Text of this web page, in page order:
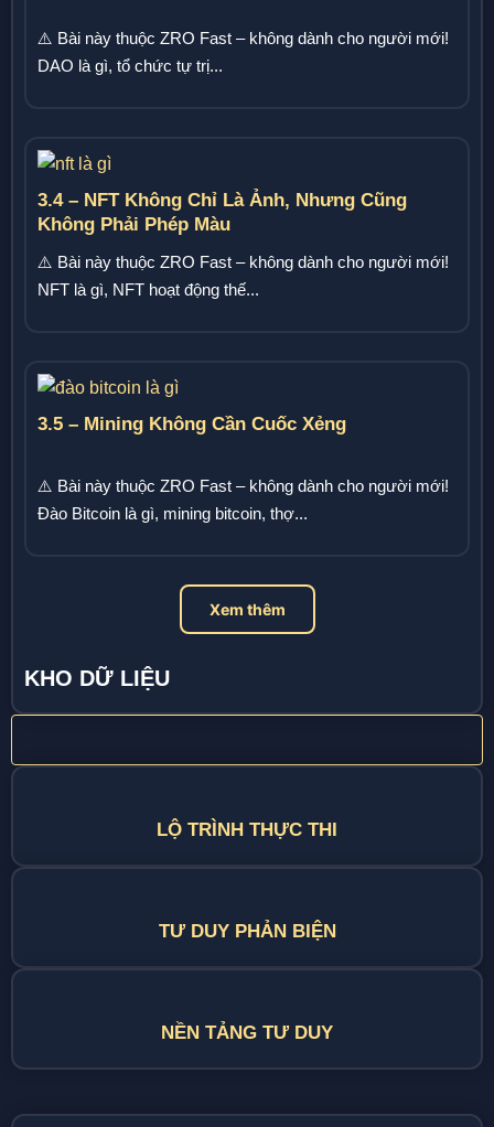
⚠️ Bài này thuộc ZRO Fast – không dành cho người mới!
DAO là gì, tổ chức tự trị...
3.4 – NFT Không Chỉ Là Ảnh, Nhưng Cũng
Không Phải Phép Màu
⚠️ Bài này thuộc ZRO Fast – không dành cho người mới!
NFT là gì, NFT hoạt động thế...
3.5 – Mining Không Cần Cuốc Xẻng
⚠️ Bài này thuộc ZRO Fast – không dành cho người mới!
Đào Bitcoin là gì, mining bitcoin, thợ...
Xem thêm
KHO DỮ LIỆU
LỘ TRÌNH THỰC THI
TƯ DUY PHẢN BIỆN
NỀN TẢNG TƯ DUY